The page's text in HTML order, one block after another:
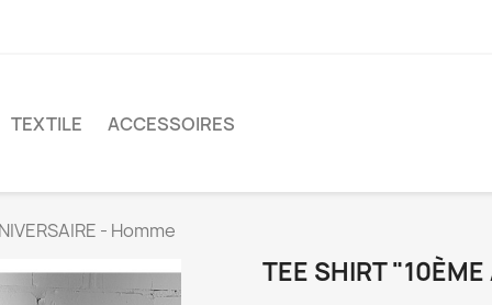
TEXTILE ACCESSOIRES
- Homme
TEE SHIRT